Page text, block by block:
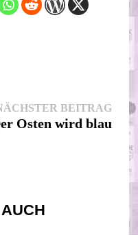
BEITRAG
Osten wird blau